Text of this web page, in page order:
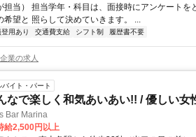
担当） 担当学年・科目は、面接時にアンケートを
希望と 照らして決めていきます。 ...
用あり 交通費支給 シフト制 履歴書不要
業の求人
バイト・パート
なで楽しく和気あいあい!! / 優しい
Bar Marina
給2,500円以上